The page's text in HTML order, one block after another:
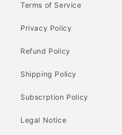
Terms of Service
Privacy Policy
Refund Policy
Shipping Policy
Subscrption Policy
Legal Notice